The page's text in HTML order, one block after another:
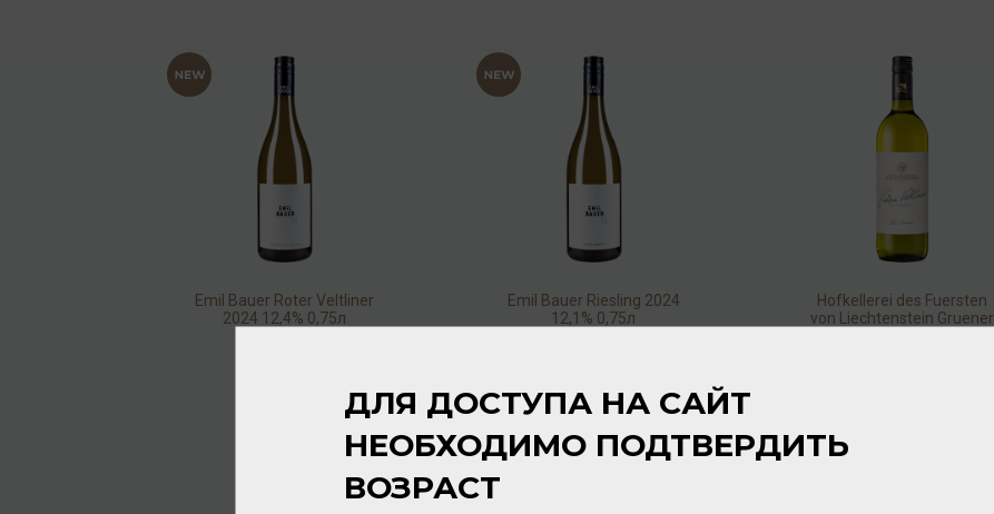
Emil Bauer Roter Veltliner
2024 12,4% 0,75л
Emil Bauer Riesling 2024
12,1% 0,75л
Hofkellerei des Fuersten
von Liechtenstein Gruener
ДЛЯ ДОСТУПА НА САЙТ
НЕОБХОДИМО ПОДТВЕРДИТЬ
ВОЗРАСТ